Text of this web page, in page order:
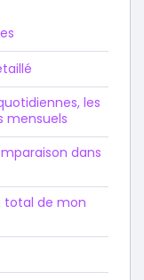
les
mensuels
dans
total de mon